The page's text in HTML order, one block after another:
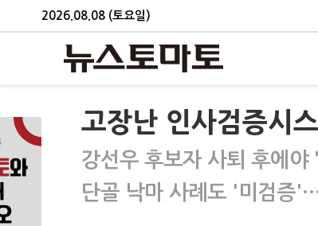
2026.08.08 (토요일)
고장난 인사검증시
강선우 후보자 사퇴 후에
단골 낙마 사례도 '미검증